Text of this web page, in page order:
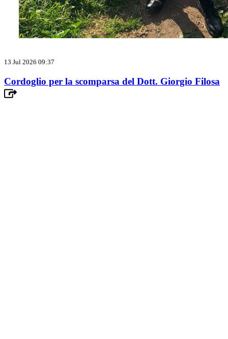
13 Jul 2026 09:37
Cordoglio per la scomparsa del Dott. Giorgio Filosa